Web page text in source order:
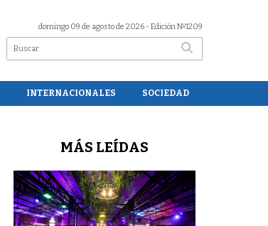
domingo 09 de agosto de 2026 - Edición Nº1209
INTERNACIONALES SOCIEDAD
MÁS LEÍDAS